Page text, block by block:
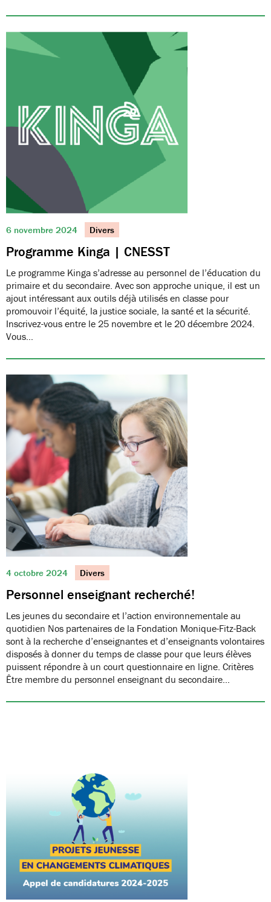
6 novembre 2024 Divers
Programme Kinga | CNESST
Le programme Kinga s’adresse au personnel de l’éducation du
primaire et du secondaire. Avec son approche unique, il est un
ajout intéressant aux outils déjà utilisés en classe pour
promouvoir l’équité, la justice sociale, la santé et la sécurité.
Inscrivez-vous entre le 25 novembre et le 20 décembre 2024.
Vous…
4 octobre 2024 Divers
Personnel enseignant recherché!
Les jeunes du secondaire et l’action environnementale au
quotidien Nos partenaires de la Fondation Monique-Fitz-Back
sont à la recherche d’enseignantes et d’enseignants volontaires
disposés à donner du temps de classe pour que leurs élèves
puissent répondre à un court questionnaire en ligne. Critères
Être membre du personnel enseignant du secondaire…